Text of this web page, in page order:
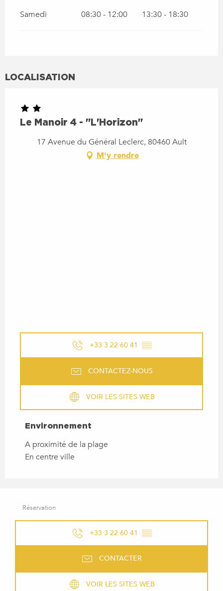
Samedi 08:30 - 12:00 13:30 - 18:30
LOCALISATION
Le Manoir 4 - "L'Horizon"
17 Avenue du Général Leclerc, 80460 Ault
M'y rendre
+33 3 22 60 41 ▒▒
CONTACTEZ-NOUS
VOIR LES SITES WEB
ENVIRONNEMENT
Environnement
A proximité de la plage
En centre ville
Réservation
+33 3 22 60 41 ▒▒
CONTACTER
VOIR LES SITES WEB